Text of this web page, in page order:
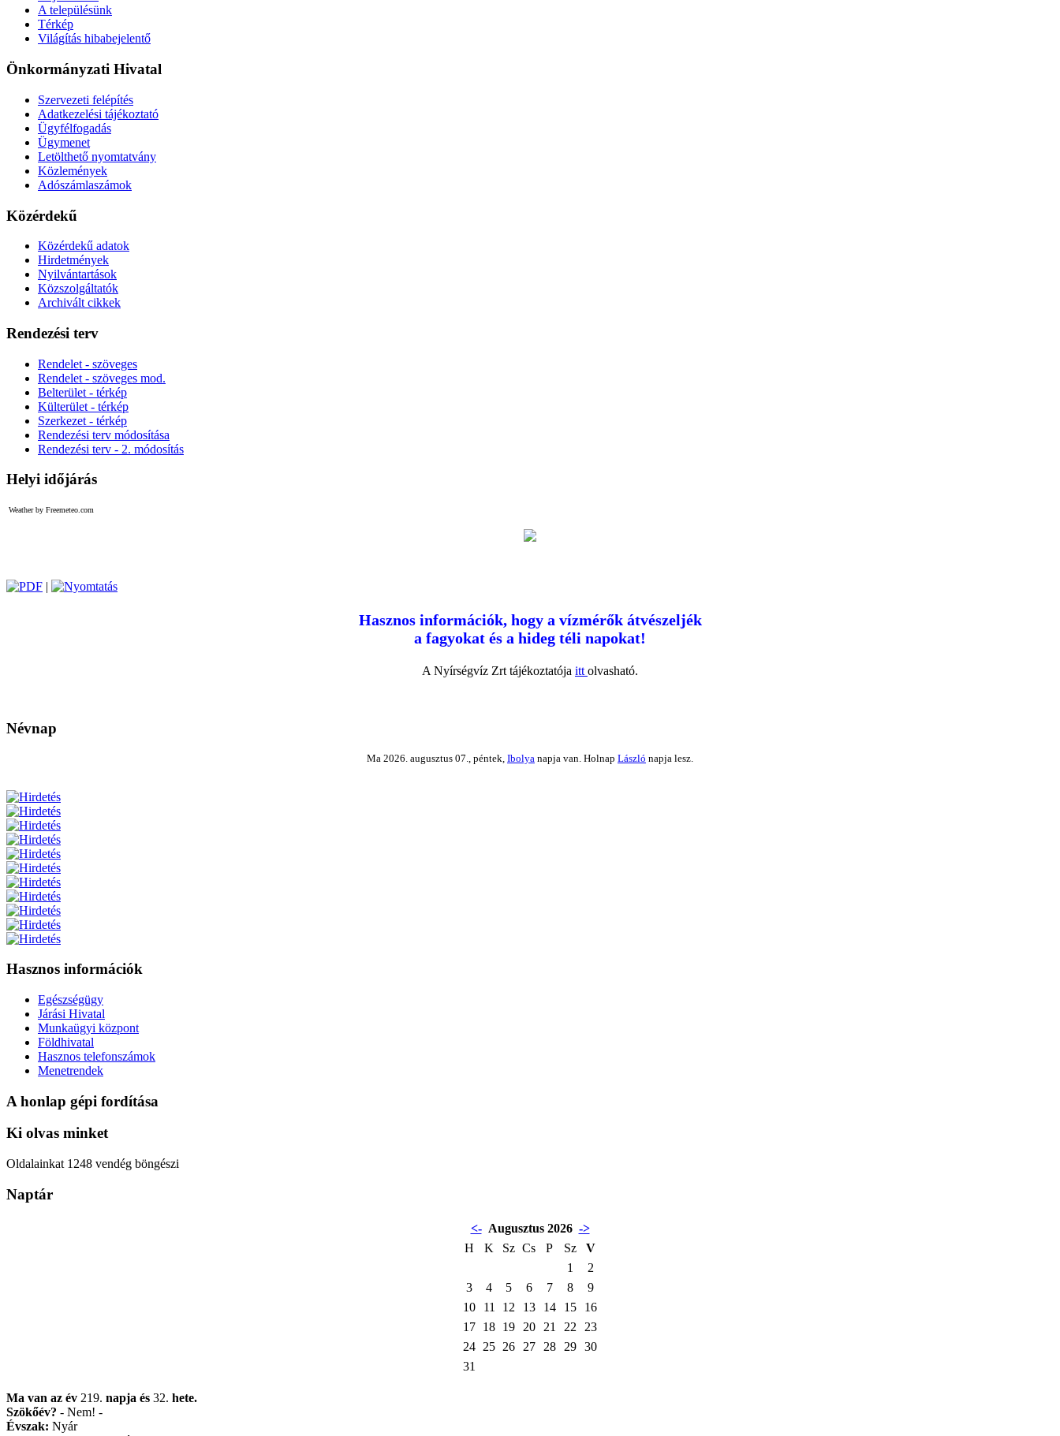
A településünk
Térkép
Világítás hibabejelentő
Önkormányzati Hivatal
Szervezeti felépítés
Adatkezelési tájékoztató
Ügyfélfogadás
Ügymenet
Letölthető nyomtatvány
Közlemények
Adószámlaszámok
Közérdekű
Közérdekű adatok
Hirdetmények
Nyilvántartások
Közszolgáltatók
Archivált cikkek
Rendezési terv
Rendelet - szöveges
Rendelet - szöveges mod.
Belterület - térkép
Külterület - térkép
Szerkezet - térkép
Rendezési terv módosítása
Rendezési terv - 2. módosítás
Helyi időjárás
Weather by Freemeteo.com
|
Hasznos információk, hogy a vízmérők átvészeljék
a fagyokat és a hideg téli napokat!
A Nyírségvíz Zrt tájékoztatója itt olvasható.
Névnap
Ma 2026. augusztus 07., péntek, Ibolya napja van. Holnap László napja lesz.
Hasznos információk
Egészségügy
Járási Hivatal
Munkaügyi központ
Földhivatal
Hasznos telefonszámok
Menetrendek
A honlap gépi fordítása
Ki olvas minket
Oldalainkat 1248 vendég böngészi
Naptár
<- Augusztus 2026 ->
H
K Sz Cs P Sz
V
1
2
3
4 5 6 7 8
9
10
11 12 13 14 15
16
17 18 19 20 21 22
23
24 25 26 27 28 29
30
31
Ma van az év 219. napja és 32. hete.
Szökőév? - Nem! -
Évszak: Nyár